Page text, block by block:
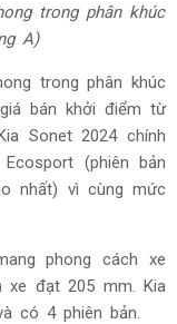
trong phân khúc
A)
trong phân khúc
bán khởi điểm từ
Sonet2024chính
(phiên bản
nhất) vì cùng mức
phong cách xe
xe đạt 205 mm. Kia
có 4 phiên bản.